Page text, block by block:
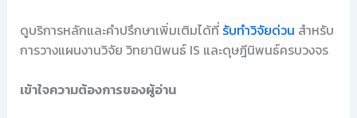
ดูบริการหลักและคำปรึกษาเพิ่มเติมได้ที่ รับทำวิจัยด่วน สำหรับ
การวางแผนงานวิจัย วิทยานิพนธ์ IS และดุษฎีนิพนธ์ครบวงจร
เข้าใจความต้องการของผู้อ่าน